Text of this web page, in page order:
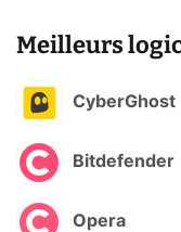
Meilleurs
CyberGhost
Bitdefender
Opera